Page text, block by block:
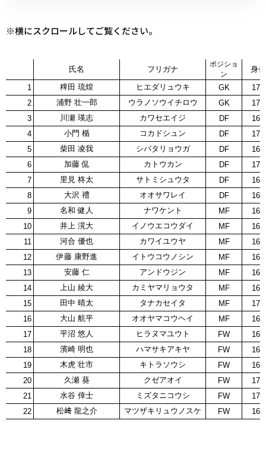
※横にスクロールしてご覧ください。